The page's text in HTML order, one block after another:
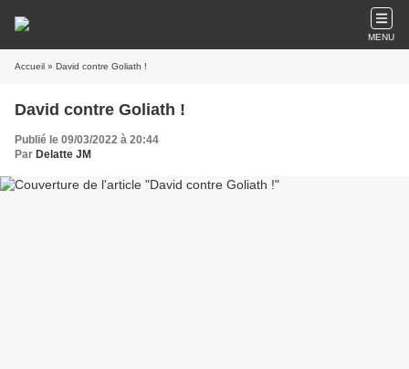
MENU
Accueil » David contre Goliath !
David contre Goliath !
Publié le 09/03/2022 à 20:44
Par Delatte JM